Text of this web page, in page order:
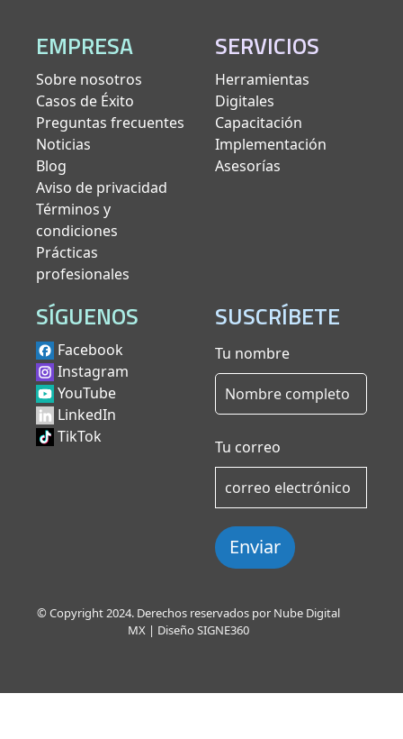
EMPRESA
Sobre nosotros
Casos de Éxito
Preguntas frecuentes
Noticias
Blog
Aviso de privacidad
Términos y
condiciones
Prácticas
profesionales
SERVICIOS
Herramientas
Digitales
Capacitación
Implementación
Asesorías
SÍGUENOS
Facebook
Instagram
YouTube
LinkedIn
TikTok
SUSCRÍBETE
Tu nombre
Tu correo
Enviar
© Copyright 2024. Derechos reservados por Nube Digital
MX | Diseño SIGNE360